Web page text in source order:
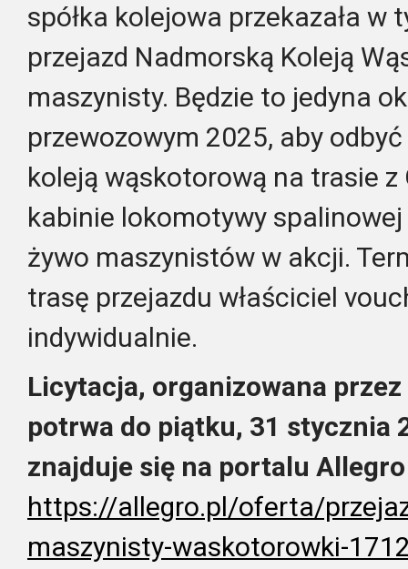
spółka kolejowa przekazała w
przejazd Nadmorską Koleją
maszynisty. Będzie to jedyna
przewozowym 2025, aby
koleją wąskotorową na trasie z
kabinie lokomotywy
żywo maszynistów w akcji.
trasę przejazdu właściciel
indywidualnie.
Licytacja, organizowana
potrwa do piątku, 31 stycznia
znajduje się na portalu
https://allegro.pl/oferta/
maszynisty-waskotorowki-